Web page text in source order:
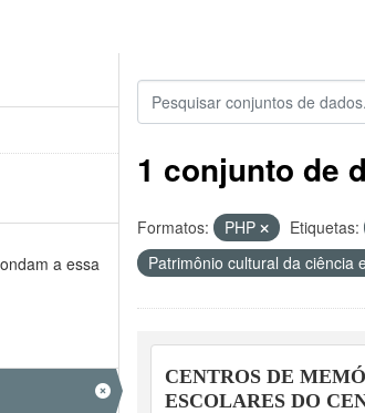
a essa
1 conjunto de
Formatos: PHP Etiquetas:
Patrimônio cultural da ciência
CENTROS DE
ESCOLARES DO